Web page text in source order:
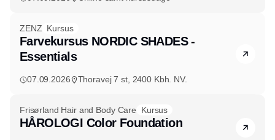
ZENZ Kursus
Farvekursus NORDIC SHADES -
Essentials
07.09.2026 Thoravej 7 st, 2400 Kbh. NV.
Frisørland Hair and Body Care Kursus
HÅROLOGI Color Foundation